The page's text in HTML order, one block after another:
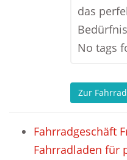
das
No tags
Zur
Fahrradgeschäft
Fahrradladen für